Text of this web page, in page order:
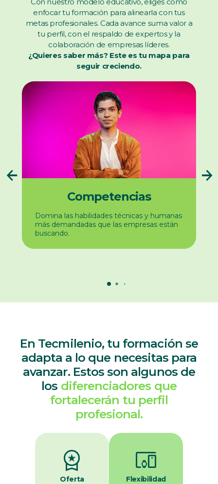
enfocar tu formación para alinearla con tus
metas profesionales. Cada avance suma valor a
tu perfil, con el respaldo de expertos y la
colaboración de empresas líderes.
¿Quieres saber más? Este es tu mapa para
seguir creciendo.
Competencias
Domina las habilidades técnicas y humanas
más demandadas que las empresas están
buscando.
En Tecmilenio, tu formación se
adapta a lo que necesitas para
avanzar. Estos son algunos de
los diferenciadores que
fortalecerán tu perfil
profesional.
workspace_premium
Oferta
devices_other
Flexibilidad